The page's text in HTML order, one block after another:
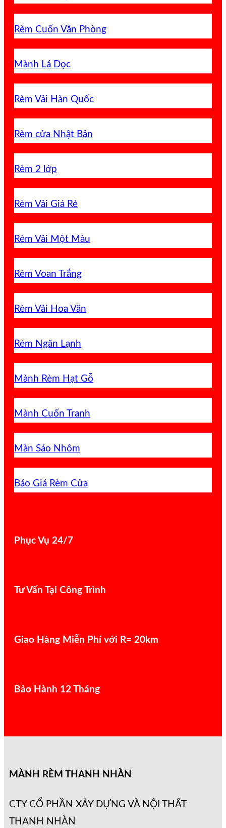
Rèm Cuốn Văn Phòng
Mành Lá Dọc
Rèm Vải Hàn Quốc
Rèm cửa Nhật Bản
Rèm 2 lớp
Rèm Vải Giá Rẻ
Rèm Vải Một Màu
Rèm Voan Trắng
Rèm Vải Hoa Văn
Rèm Ngăn Lạnh
Mành Rèm Hạt Gỗ
Mành Cuốn Tranh
Màn Sáo Nhôm
Báo Giá Rèm Cửa
Phục Vụ 24/7
Tư Vấn Tại Công Trình
Giao Hàng Miễn Phí với R= 20km
Bảo Hành 12 Tháng
MÀNH RÈM THANH NHÀN
CTY CỔ PHẦN XÂY DỰNG VÀ NỘI THẤT
THANH NHÀN